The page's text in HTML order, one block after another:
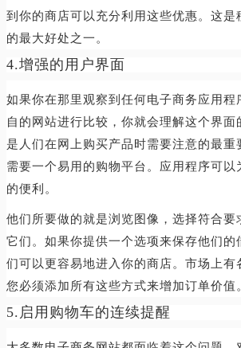
到你的商店可以充分利用这些优惠。这是
的最大好处之一。
4.增强的用户界面
如果你在那里观察到任何电子商务应用程
自的网站进行比较，你就会理解这个界面
是人们在网上购买产品时需要注意的最重
需要一个易用的购物平台。应用程序可以
的便利。
他们所要做的就是浏览图像，选择符合要
它们。如果你提供一个选项来保存他们的
们可以更容易地进入你的商店。市场上有
您必须添加所有这些方式来增加订单价值
5.启用购物车的连续提醒